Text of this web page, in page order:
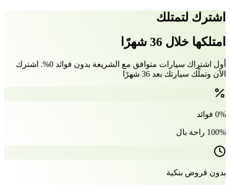
اشترك لتمتلك
امتلكها خلال 36 شهرًا
أول اشتراك سيارات متوافق مع الشريعة بدون فوائد 0%. اشترك
الآن وتملّك سيارتك بعد 36 شهرًا
0% فوائد
100% راحة بال
بدون قروض بنكية